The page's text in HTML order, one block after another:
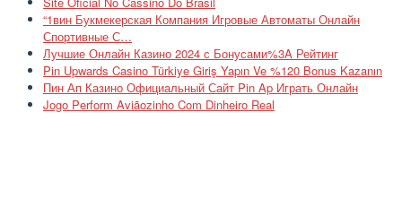
“1вин Букмекерская Компания Игровые Автоматы Онлайн
Спортивные С…
Лучшие Онлайн Казино 2024 с Бонусами%3A Рейтинг
Pin Upwards Casino Türkiye Giriş Yapın Ve %120 Bonus Kazanın
Пин Ап Казино Официальный Сайт Pin Ap Играть Онлайн
Jogo Perform Aviãozinho Com Dinheiro Real